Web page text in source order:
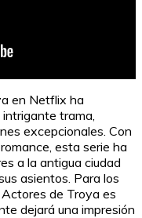
en Netflix ha
trama,
excepcionales. Con
esta serie ha
a la antigua ciudad
asientos. Para los
de Troya es
dejará una impresión